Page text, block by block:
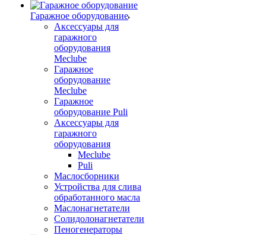
Гаражное оборудование
Аксессуары для
гаражного
оборудования
Meclube
Гаражное
оборудование
Meclube
Гаражное
оборудование Puli
Аксессуары для
гаражного
оборудования
Meclube
Puli
Маслосборники
Устройства для слива
обработанного масла
Маслонагнетатели
Солидолонагнетатели
Пеногенераторы